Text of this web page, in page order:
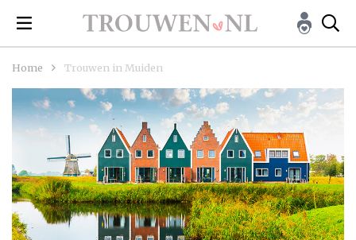
Home Trouwen in Muiden